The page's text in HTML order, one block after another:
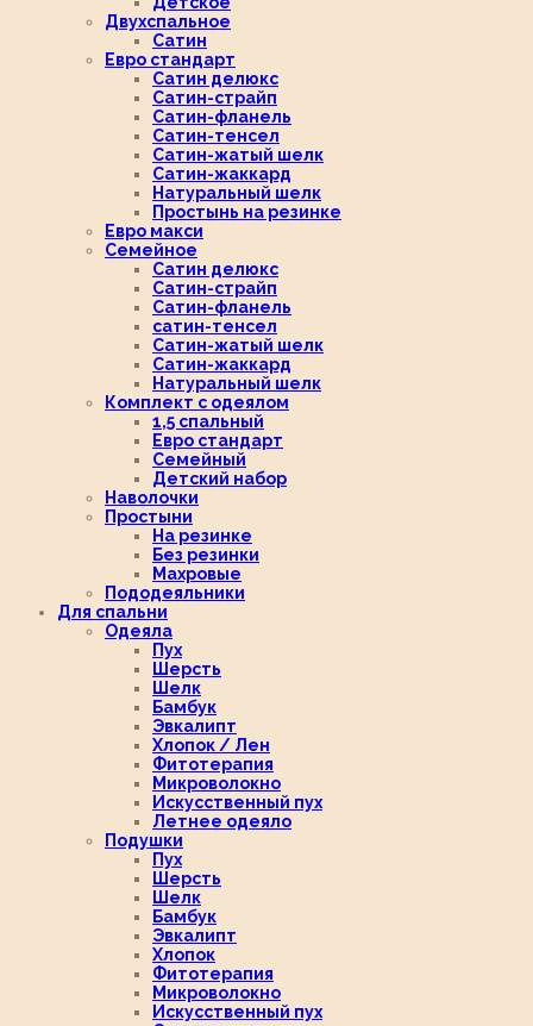
Двухспальное
Сатин
Евро стандарт
Сатин делюкс
Сатин-страйп
Сатин-фланель
Сатин-тенсел
Сатин-жатый шелк
Сатин-жаккард
Натуральный шелк
Простынь на резинке
Евро макси
Семейное
Сатин делюкс
Сатин-страйп
Сатин-фланель
сатин-тенсел
Сатин-жатый шелк
Сатин-жаккард
Натуральный шелк
Комплект с одеялом
1,5 спальный
Евро стандарт
Семейный
Детский набор
Наволочки
Простыни
На резинке
Без резинки
Махровые
Пододеяльники
Для спальни
Одеяла
Пух
Шерсть
Шелк
Бамбук
Эвкалипт
Хлопок / Лен
Фитотерапия
Микроволокно
Искусственный пух
Летнее одеяло
Подушки
Пух
Шерсть
Шелк
Бамбук
Эвкалипт
Хлопок
Фитотерапия
Микроволокно
Искусственный пух